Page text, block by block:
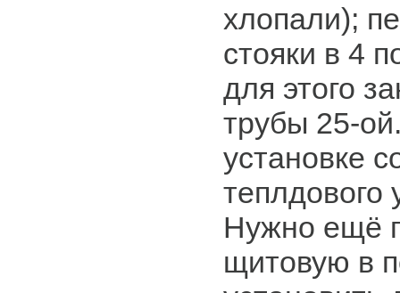
хлопали);
стояки в 4
для этого
трубы 25-
установке
теплдового
Нужно ещё
щитовую в